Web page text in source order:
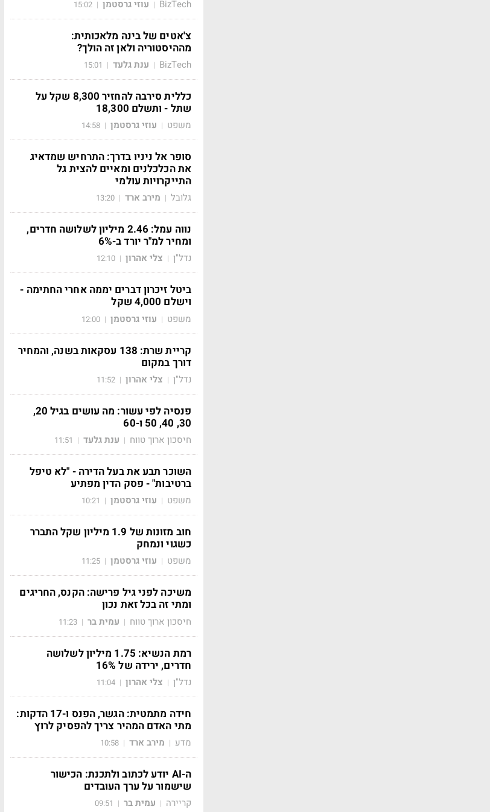
BizTech
| עוזי גרסטמן |
15:02
צ'אטים של בינה מלאכותית:
מההיסטוריה ולאן זה הולך?
BizTech
| ענת גלעד |
15:01
כללית סירבה להחזיר 8,300 שקל על
שתל - ותשלם 18,300
משפט | עוזי גרסטמן |
14:58
סופר אל ניניו בדרך: התרחיש שמדאיג
את הכלכלנים ומאיים להצית גל
התייקרויות עולמי
גלובל | מירב ארד |
13:20
נווה עמל: 2.46 מיליון לשלושה חדרים,
ומחיר למ"ר יורד ב-6%
נדל"ן | צלי אהרון |
12:10
ביטל זיכרון דברים יממה אחרי החתימה -
וישלם 4,000 שקל
משפט | עוזי גרסטמן |
12:00
קריית שרת: 138 עסקאות בשנה, והמחיר
דורך במקום
נדל"ן | צלי אהרון |
11:52
פנסיה לפי עשור: מה עושים בגיל 20,
30, 40, 50 ו-60
חיסכון ארוך טווח | ענת גלעד |
11:51
השוכר תבע את בעל הדירה - "לא טיפל
ברטיבות" - פסק הדין מפתיע
משפט | עוזי גרסטמן |
10:21
חוב מזונות של 1.9 מיליון שקל התברר
כשגוי ונמחק
משפט | עוזי גרסטמן |
11:25
משיכה לפני גיל פרישה: הקנס, החריגים
ומתי זה בכל זאת נכון
חיסכון ארוך טווח | עמית בר |
11:23
רמת הנשיא: 1.75 מיליון לשלושה
חדרים, ירידה של 16%
נדל"ן | צלי אהרון |
11:04
חידה מתמטית: הגשר, הפנס ו-17 הדקות:
מתי האדם המהיר צריך להפסיק לרוץ
מדע | מירב ארד |
10:58
ה-AI יודע לכתוב ולתכנת: הכישור
שישמור על ערך העובדים
קריירה | עמית בר |
09:51